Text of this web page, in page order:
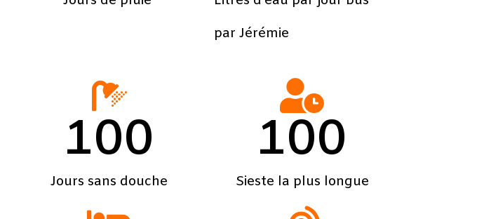
par Jérémie
Jours sans douche
100
Sieste la plus longue
100